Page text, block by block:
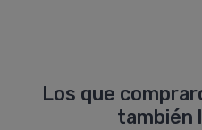
Los que
también